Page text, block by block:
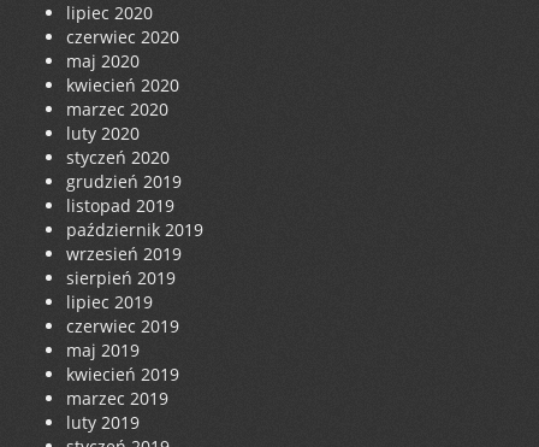
lipiec 2020
czerwiec 2020
maj 2020
kwiecień 2020
marzec 2020
luty 2020
styczeń 2020
grudzień 2019
listopad 2019
październik 2019
wrzesień 2019
sierpień 2019
lipiec 2019
czerwiec 2019
maj 2019
kwiecień 2019
marzec 2019
luty 2019